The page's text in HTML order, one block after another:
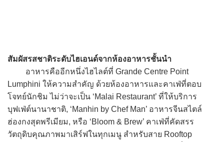
สัมผัสรสชาติระดับไฮเอนด์จากห้องอาหารชั้นนำ
อาหารคืออีกหนึ่งไฮไลต์ที่ Grande Centre Point
Lumphini ให้ความสำคัญ ด้วยห้องอาหารและคาเฟ่ที่ตอบ
โจทย์นักชิม ไม่ว่าจะเป็น ‘Malai Restaurant’ ที่ให้บริการ
บุฟเฟ่ต์นานาชาติ, ‘Manhin by Chef Man’ อาหารจีนสไตล์
ฮ่องกงสุดพรีเมียม, หรือ ‘Bloom & Brew’ คาเฟ่ที่คัดสรร
วัตถุดิบคุณภาพมาเสิร์ฟในทุกเมนู สำหรับสาย Rooftop